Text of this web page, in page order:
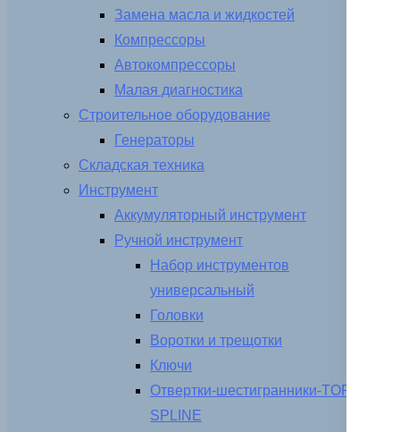
Замена масла и жидкостей
Компрессоры
Автокомпрессоры
Малая диагностика
Строительное оборудование
Генераторы
Складская техника
Инструмент
Аккумуляторный инструмент
Ручной инструмент
Набор инструментов
универсальный
Головки
Воротки и трещотки
Ключи
Отвертки-шестигранники-TORX-
SPLINE